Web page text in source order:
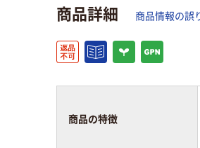
商品詳細 商品情報の誤
商品の特徴